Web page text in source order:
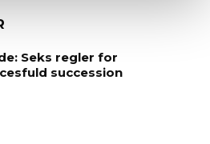
Seks regler for
succession